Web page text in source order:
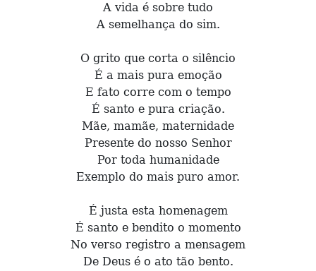
A vida é sobre tudo
A semelhança do sim.
O grito que corta o silêncio
É a mais pura emoção
E fato corre com o tempo
É santo e pura criação.
Mãe, mamãe, maternidade
Presente do nosso Senhor
Por toda humanidade
Exemplo do mais puro amor.
É justa esta homenagem
É santo e bendito o momento
No verso registro a mensagem
De Deus é o ato tão bento.